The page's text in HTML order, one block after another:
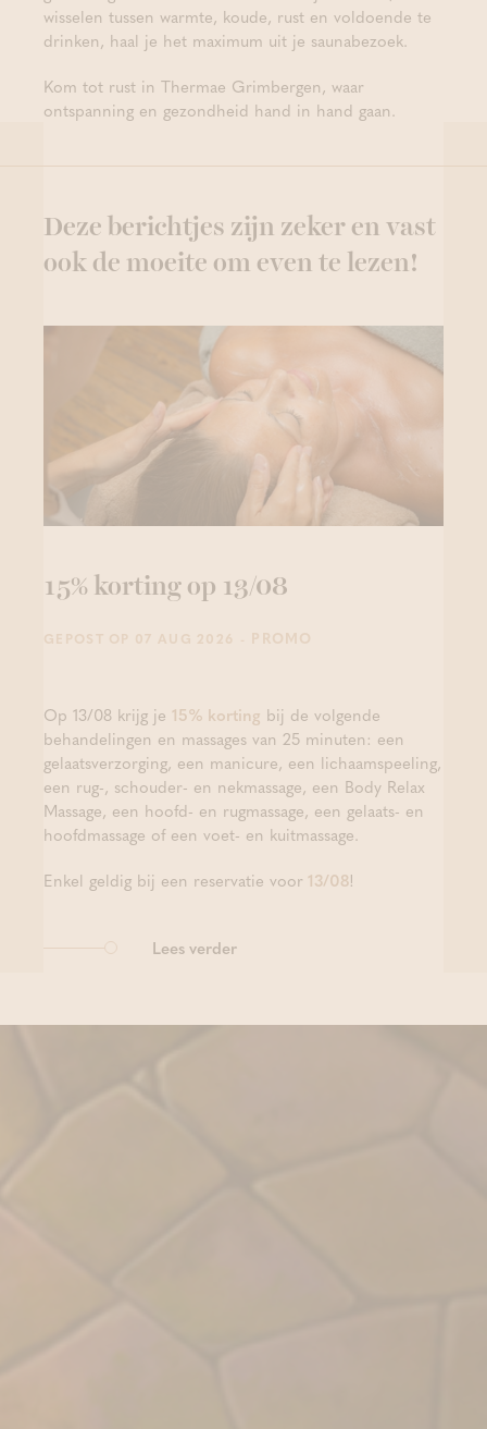
wisselen tussen warmte, koude, rust en voldoende te
drinken, haal je het maximum uit je saunabezoek.
Kom tot rust in Thermae Grimbergen, waar
ontspanning en gezondheid hand in hand gaan.
Deze berichtjes zijn zeker en vast
ook de moeite om even te lezen!
15% korting op 13/08
GEPOST OP 07 AUG 2026 - PROMO
Op 13/08 krijg je 15% korting bij de volgende
behandelingen en massages van 25 minuten: een
gelaatsverzorging, een manicure, een lichaamspeeling,
een rug-, schouder- en nekmassage, een Body Relax
Massage, een hoofd- en rugmassage, een gelaats- en
hoofdmassage of een voet- en kuitmassage.
Enkel geldig bij een reservatie voor 13/08!
Lees verder